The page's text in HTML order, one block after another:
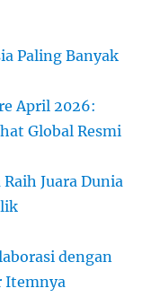
Paling Banyak
April 2026:
Global Resmi
Juara Dunia
dengan
Itemnya